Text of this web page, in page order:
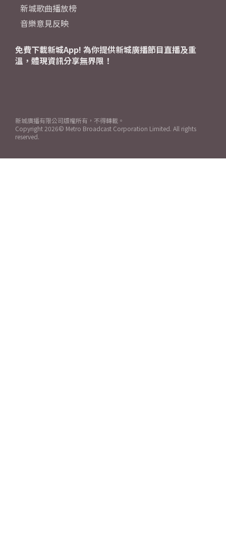
新城歌曲播放榜
音樂意見反映
免費下載新城App! 為你提供新城廣播節目直播及重
溫，體現資訊分享無界限！
新城廣播有限公司版權所有，不得轉載。
Copyright 2026© Metro Broadcast Corporation Limited. All rights
reserved.